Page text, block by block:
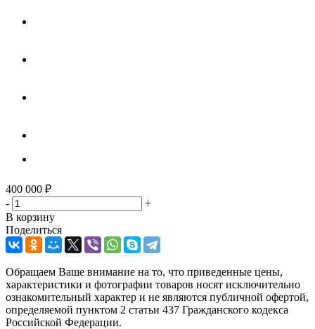
400 000 ₽
-
+
В корзину
Поделиться
Обращаем Ваше внимание на то, что приведенные цены,
характеристики и фотографии товаров носят исключительно
ознакомительный характер и не являются публичной офертой,
определяемой пунктом 2 статьи 437 Гражданского кодекса
Российской Федерации.